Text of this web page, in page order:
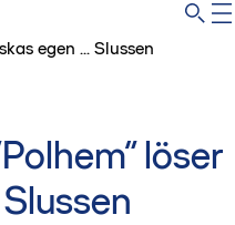
egen ... Slussen
löser